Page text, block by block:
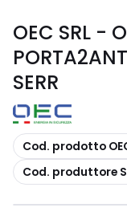
OEC SRL -
SERR
copia
Cod. prodotto
copia
Cod. produttore